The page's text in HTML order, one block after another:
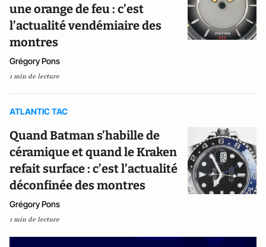
une orange de feu : c’est
l’actualité vendémiaire des
montres
Grégory Pons
1 min de lecture
ATLANTIC TAC
Quand Batman s’habille de
céramique et quand le Kraken
refait surface : c’est l’actualité
déconfinée des montres
Grégory Pons
1 min de lecture